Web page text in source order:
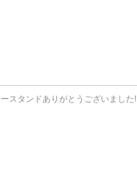
スタンドありがとうございました!